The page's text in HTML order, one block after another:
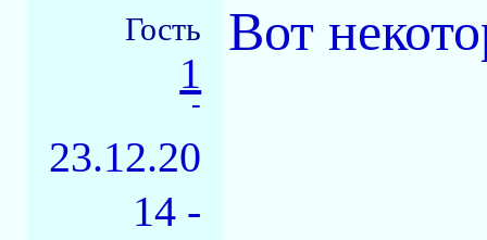
Гость
1
-
23.12.20
14 -
Вот